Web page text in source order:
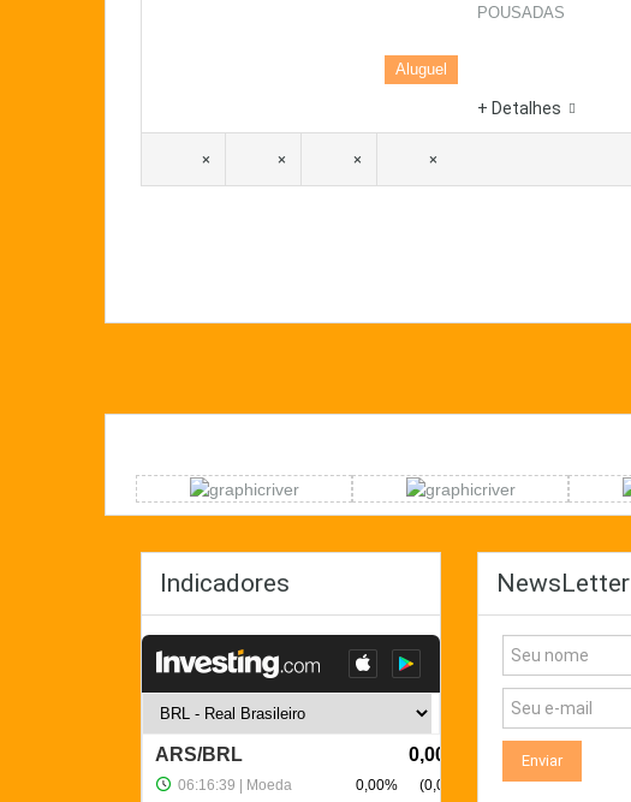
Aluguel
POUSADAS
+ Detalhes
× × × ×
Indicadores NewsLetter